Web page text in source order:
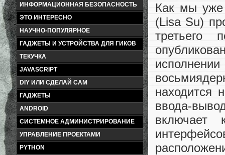
ИНФОРМАЦИОННАЯ БЕЗОПАСНОСТЬ
ЭТО ИНТЕРЕСНО
НАУЧНО-ПОПУЛЯРНОЕ
ГАДЖЕТЫ И УСТРОЙСТВА ДЛЯ ГИКОВ
ТЕКУЧКА
JAVASCRIPT
DIY ИЛИ СДЕЛАЙ САМ
ГАДЖЕТЫ
ANDROID
СИСТЕМНОЕ АДМИНИСТРИРОВАНИЕ
УПРАВЛЕНИЕ ПРОЕКТАМИ
PYTHON
Как мы
(Lisa Su)
третьего
находится
ввода-
включает